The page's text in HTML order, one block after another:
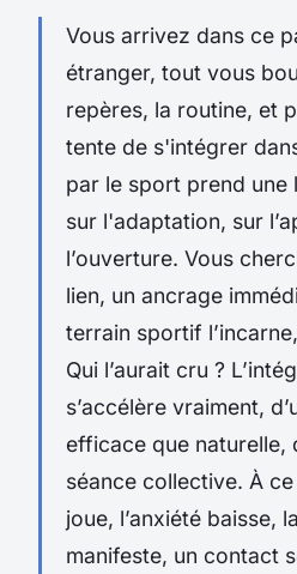
Vous arrivez dans ce
étranger, tout vous
repères, la routine, et
tente de s'intégrer
par le sport prend une
sur l'adaptation, sur
l’ouverture. Vous
lien, un ancrage
terrain sportif
Qui l’aurait cru ?
s’accélère vraiment,
efficace que naturelle,
séance collective. À
joue, l’anxiété baisse,
manifeste, un contact